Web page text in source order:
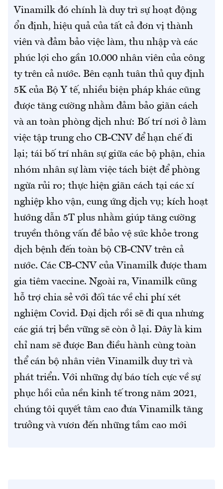
Vinamilk đó chính là duy trì sự hoạt động
ổn định, hiệu quả của tất cả đơn vị thành
viên và đảm bảo việc làm, thu nhập và các
phúc lợi cho gần 10.000 nhân viên của công
ty trên cả nước. Bên cạnh tuân thủ quy định
5K của Bộ Y tế, nhiều biện pháp khác cũng
được tăng cường nhằm đảm bảo giãn cách
và an toàn phòng dịch như: Bố trí nơi ở làm
việc tập trung cho CB-CNV để hạn chế đi
lại; tái bố trí nhân sự giữa các bộ phận, chia
nhóm nhân sự làm việc tách biệt để phòng
ngừa rủi ro; thực hiện giãn cách tại các xí
nghiệp kho vận, cung ứng dịch vụ; kích hoạt
hướng dẫn 5T plus nhằm giúp tăng cường
truyền thông vấn đề bảo vệ sức khỏe trong
dịch bệnh đến toàn bộ CB-CNV trên cả
nước. Các CB-CNV của Vinamilk được tham
gia tiêm vaccine. Ngoài ra, Vinamilk cũng
hỗ trợ chia sẻ với đối tác về chi phí xét
nghiệm Covid. Đại dịch rồi sẽ đi qua nhưng
các giá trị bền vững sẽ còn ở lại. Đây là kim
chỉ nam sẽ được Ban điều hành cùng toàn
thể cán bộ nhân viên Vinamilk duy trì và
phát triển. Với những dự báo tích cực về sự
phục hồi của nền kinh tế trong năm 2021,
chúng tôi quyết tâm cao đưa Vinamilk tăng
trưởng và vươn đến những tầm cao mới